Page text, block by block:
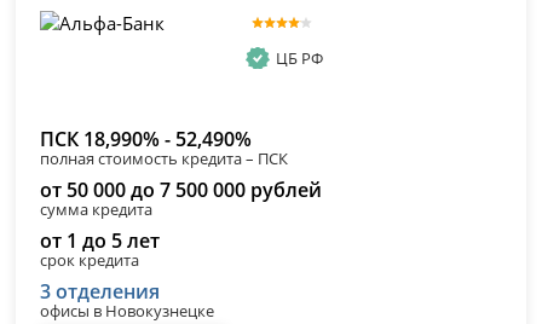
ЦБ РФ
ПСК 18,990% - 52,490%
полная стоимость кредита – ПСК
от 50 000 до 7 500 000 рублей
сумма кредита
от 1 до 5 лет
срок кредита
3 отделения
офисы в Новокузнецке